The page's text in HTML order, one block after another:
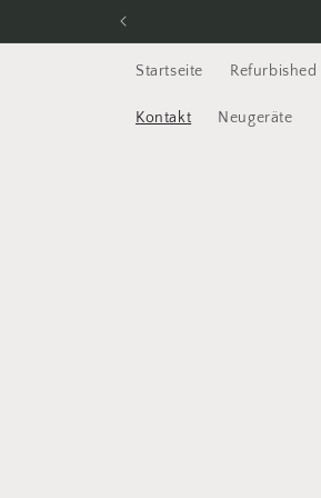
Inhalt
Startseite Refurbished
Kontakt Neugeräte